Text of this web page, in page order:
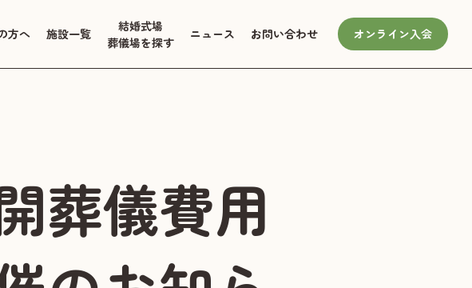
方へ 施設一覧
結婚式場
葬儀場を探す
ニュース お問い合わせ オンライン入会
葬儀費用